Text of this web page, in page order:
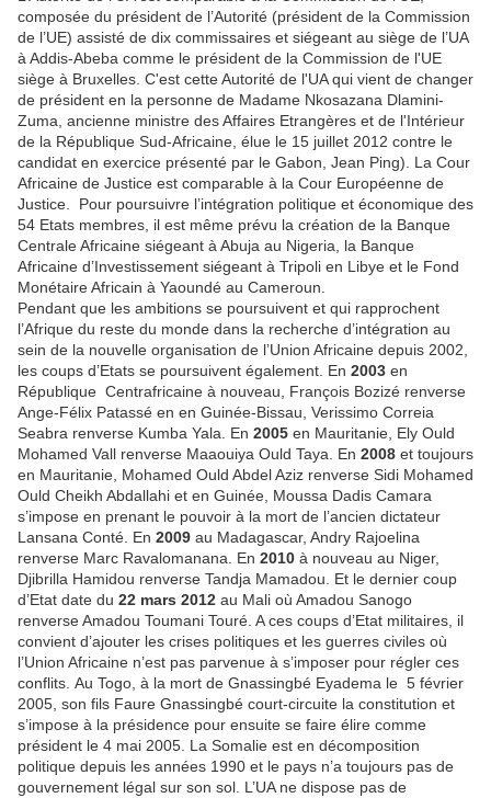
composée du président de l’Autorité (président de la Commission
de l’UE) assisté de dix commissaires et siégeant au siège de l’UA
à Addis-Abeba comme le président de la Commission de l'UE
siège à Bruxelles. C'est cette Autorité de l'UA qui vient de changer
de président en la personne de Madame Nkosazana Dlamini-
Zuma, ancienne ministre des Affaires Etrangères et de l'Intérieur
de la République Sud-Africaine, élue le 15 juillet 2012 contre le
candidat en exercice présenté par le Gabon, Jean Ping). La Cour
Africaine de Justice est comparable à la Cour Européenne de
Justice. Pour poursuivre l’intégration politique et économique des
54 Etats membres, il est même prévu la création de la Banque
Centrale Africaine siégeant à Abuja au Nigeria, la Banque
Africaine d’Investissement siégeant à Tripoli en Libye et le Fond
Monétaire Africain à Yaoundé au Cameroun.
Pendant que les ambitions se poursuivent et qui rapprochent
l’Afrique du reste du monde dans la recherche d’intégration au
sein de la nouvelle organisation de l’Union Africaine depuis 2002,
les coups d’Etats se poursuivent également. En 2003 en
République Centrafricaine à nouveau, François Bozizé renverse
Ange-Félix Patassé en en Guinée-Bissau, Verissimo Correia
Seabra renverse Kumba Yala. En 2005 en Mauritanie, Ely Ould
Mohamed Vall renverse Maaouiya Ould Taya. En 2008 et toujours
en Mauritanie, Mohamed Ould Abdel Aziz renverse Sidi Mohamed
Ould Cheikh Abdallahi et en Guinée, Moussa Dadis Camara
s’impose en prenant le pouvoir à la mort de l’ancien dictateur
Lansana Conté. En 2009 au Madagascar, Andry Rajoelina
renverse Marc Ravalomanana. En 2010 à nouveau au Niger,
Djibrilla Hamidou renverse Tandja Mamadou. Et le dernier coup
d’Etat date du 22 mars 2012 au Mali où Amadou Sanogo
renverse Amadou Toumani Touré. A ces coups d’Etat militaires, il
convient d’ajouter les crises politiques et les guerres civiles où
l’Union Africaine n’est pas parvenue à s’imposer pour régler ces
conflits. Au Togo, à la mort de Gnassingbé Eyadema le 5 février
2005, son fils Faure Gnassingbé court-circuite la constitution et
s’impose à la présidence pour ensuite se faire élire comme
président le 4 mai 2005. La Somalie est en décomposition
politique depuis les années 1990 et le pays n’a toujours pas de
gouvernement légal sur son sol. L’UA ne dispose pas de